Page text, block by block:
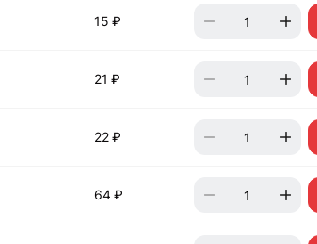
15 ₽
21 ₽
22 ₽
64 ₽